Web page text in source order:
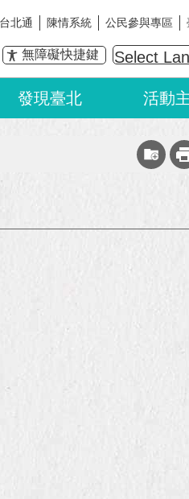
台北通 陳情系統 公民參與專區
無障礙快捷鍵 Select
發現臺北 活動